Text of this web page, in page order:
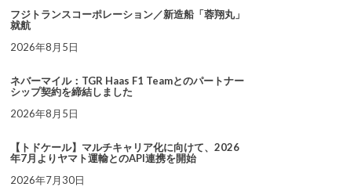
フジトランスコーポレーション／新造船「蓉翔丸」
就航
2026年8月5日
ネバーマイル：TGR Haas F1 Teamとのパートナー
シップ契約を締結しました
2026年8月5日
【トドケール】マルチキャリア化に向けて、2026
年7月よりヤマト運輸とのAPI連携を開始
2026年7月30日